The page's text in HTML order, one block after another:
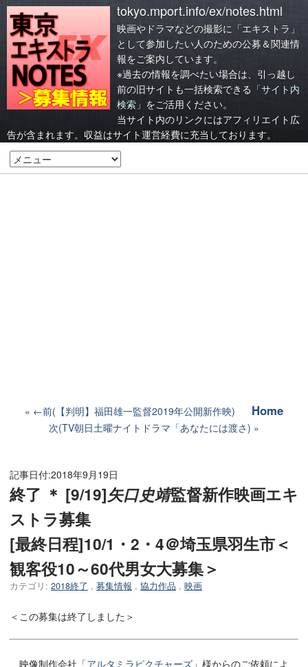
tokyo.mport.info/ex/notes.html
映画やドラマなどの撮影に「エキストラ」
として参加したい人のための公募＆関連情
報をご案内しています。
※過去の情報を調べたい場合は、引っ越し
前の旧サイトも一括検索できる 「サイト内
検索」 をご活用ください。
当サイト内のリンクにはアフィリエイト広
告が含まれます。収益はサイト運営経費に充当しております。
←前(【判明】福田雄一監督2019年公開新作映) Home
次(TV朝日土曜ナイトドラマ「あなたには渡さ)
記事日付:2018年9月19日
終了 ＊ [9/19]矢口史靖監督新作映画エキ
ストラ募集
[最終日程]10/1・2・4＠埼玉県羽生市＜
観客役10～60代男女大募集＞
カテゴリ: 2018終了 , 募集情報 , 協力作品 , 映画
＜この募集は終了しました＞
映像制作会社「アルタミラピクチャーズ 」様からのご依頼によ